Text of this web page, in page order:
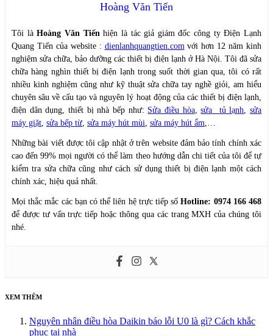
Hoàng Văn Tiến
Tôi làHoàng Văn Tiếnhiện là tác giả giám đốc công ty Điện Lạnh
Quang Tiến của website : dienlanhquangtien.comvới hơn 12 năm kinh
nghiệm sửa chữa, bảo dưỡng các thiết bị điện lạnh ở Hà Nội. Tôi đã sửa
chữa hàng nghìn thiết bị điện lạnh trong suốt thời gian qua, tôi có rất
nhiều kinh nghiệm cũng như kỹ thuật sửa chữa tay nghề giỏi, am hiểu
chuyên sâu về cấu tạo và nguyên lý hoạt động của các thiết bị điện lạnh,
điện dân dụng, thiết bị nhà bếp như: Sửa điều hòa,sửa tủ lạnh,sửa
máy giặt, sửa bếp từ, sửa máy hút mùi, sửa máy hút ẩm,…
Những bài viết được tôi cập nhật ở trên website đảm bảo tính chính xác
cao đến 99% mọi người có thể làm theo hướng dẫn chi tiết của tôi để tự
kiểm tra sửa chữa cũng như cách sử dụng thiết bị điện lạnh một cách
chính xác, hiệu quả nhất.
Mọi thắc mắc các bạn có thể liên hệ trực tiếp sốHotline: 0974 166 468
để được tư vấn trực tiếp hoặc thông qua các trang MXH của chúng tôi
nhé.
XEM THÊM
Nguyên nhân điều hòa Daikin báo lỗi U0 là gì? Cách khắc
phục tại nhà